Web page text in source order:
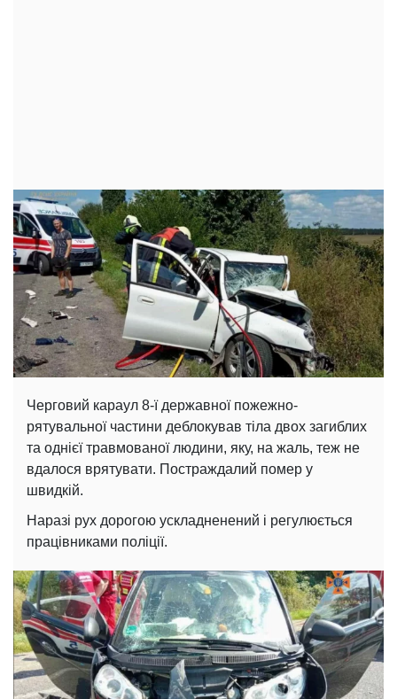
Черговий караул 8-ї державної пожежно-
рятувальної частини деблокував тіла двох загиблих
та однієї травмованої людини, яку, на жаль, теж не
вдалося врятувати. Постраждалий помер у
швидкій.
Наразі рух дорогою ускладненений і регулюється
працівниками поліції.